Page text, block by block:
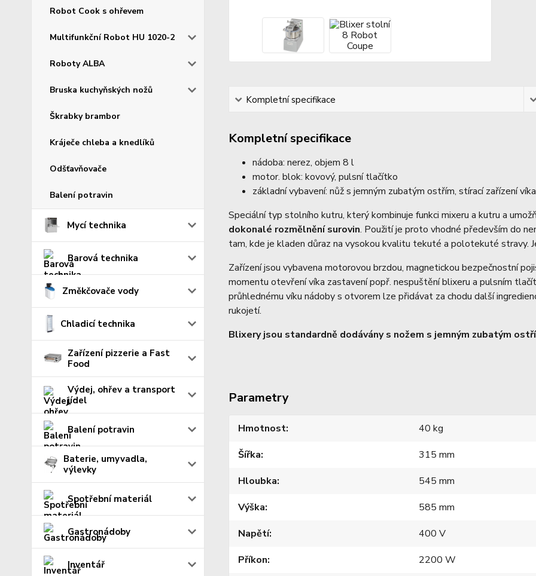
Robot Cook s ohřevem
Multifunkční Robot HU 1020-2
Roboty ALBA
Bruska kuchyňských nožů
Škrabky brambor
Kráječe chleba a knedlíků
Odšťavňovače
Balení potravin
Mycí technika
Barová technika
Změkčovače vody
Chladicí technika
Zařízení pizzerie a Fast
Food
Výdej, ohřev a transport
jídel
Balení potravin
Baterie, umyvadla,
výlevky
Spotřební materiál
Gastronádoby
Inventář
Kompletní specifikace
Kompletní specifikace
nádoba: nerez, objem 8 l
motor. blok: kovový, pulsní tlačítko
základní vybavení: nůž s jemným zubatým ostřím, stírací zařízení
Speciální typ stolního kutru, který kombinuje funkci mixeru a kutru a
dokonalé rozmělnění surovin. Použití je proto vhodné především do
tam, kde je kladen důraz na vysokou kvalitu tekuté a polotekuté stravy.
Zařízení jsou vybavena motorovou brzdou, magnetickou bezpečnostní
momentu otevření víka zastavení popř. nespuštění blixeru a pulsním
průhlednému víku nádoby s otvorem lze přidávat za chodu další
rukojetí.
Blixery jsou standardně dodávány s nožem s jemným zubatým
Parametry
Hmotnost
40 kg
Šířka
315 mm
Hloubka
545 mm
Výška
585 mm
Napětí
400 V
Příkon
2200 W